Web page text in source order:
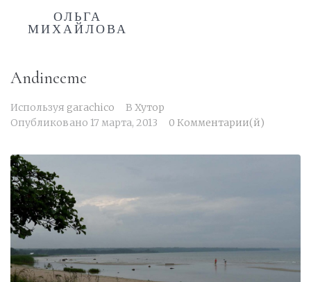
ОЛЬГА
МИХАЙЛОВА
Andineeme
Используя garachico В Хутор
Опубликовано 17 марта, 2013 0 Комментарии(й)